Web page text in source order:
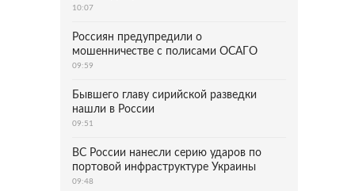
10:07
Россиян предупредили о
мошенничестве с полисами ОСАГО
09:59
Бывшего главу сирийской разведки
нашли в России
09:51
ВС России нанесли серию ударов по
портовой инфраструктуре Украины
09:48